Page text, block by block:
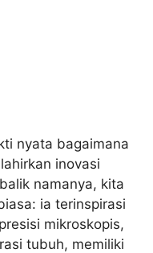
nyata bagaimana
inovasi
namanya, kita
ia terinspirasi
mikroskopis,
tubuh, memiliki